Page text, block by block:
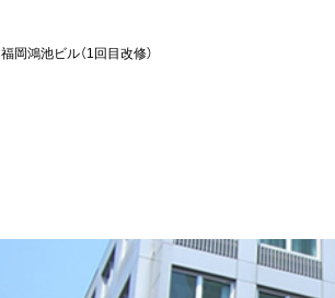
福岡鴻池ビル（1回目改修）